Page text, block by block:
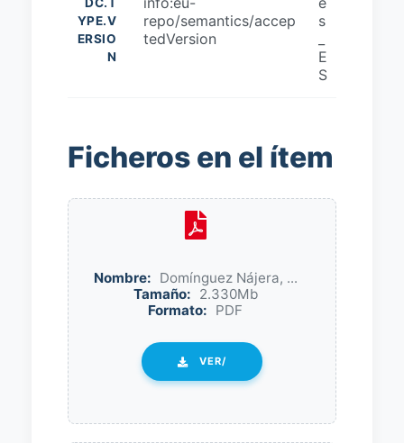
YPE.V
ERSIO
N
repo/semantics/accep
tedVersion
s
E
S
Ficheros en el ítem
Nombre: Domínguez Nájera, ...
Tamaño: 2.330Mb
Formato: PDF
VER/